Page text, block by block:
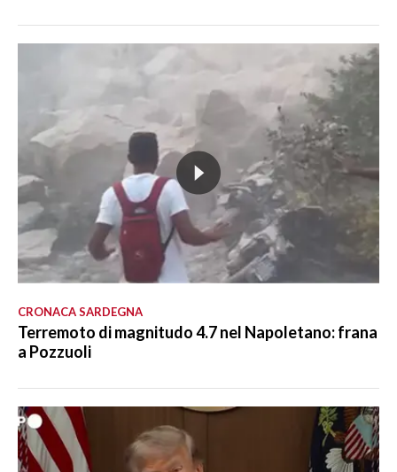
CRONACA SARDEGNA
Terremoto di magnitudo 4.7 nel Napoletano: frana
a Pozzuoli